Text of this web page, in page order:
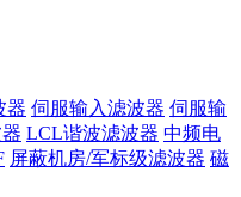
器 伺服输入滤波器 伺服输
LCL谐波滤波器 中频电
屏蔽机房/军标级滤波器 磁